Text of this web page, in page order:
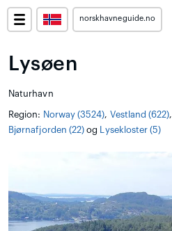
norskhavneguide.no
Lysøen
Naturhavn
Region: Norway (3524), Vestland (622),
Bjørnafjorden (22) og Lysekloster (5)